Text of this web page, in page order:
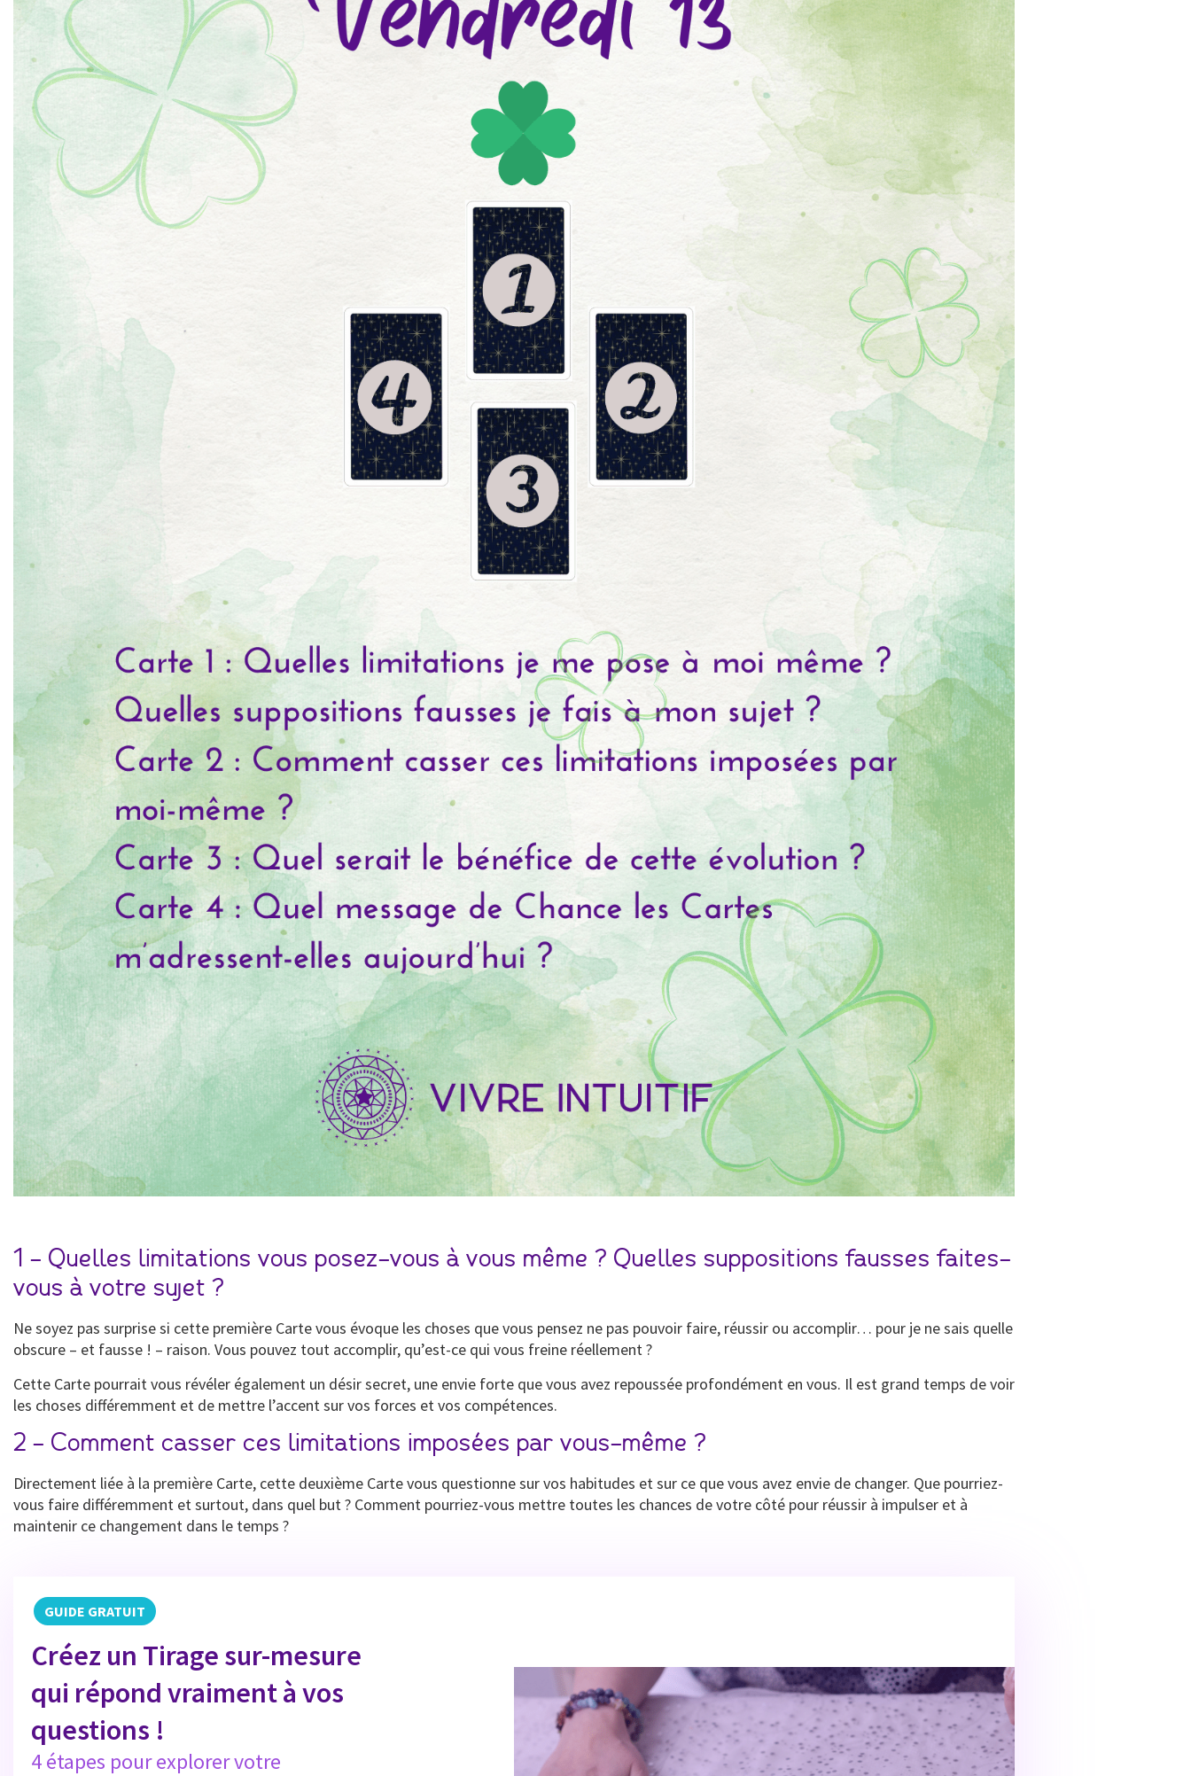
1 – Quelles limitations vous posez-vous à vous même ? Quelles suppositions fausses faites-
vous à votre sujet ?
Ne soyez pas surprise si cette première Carte vous évoque les choses que vous pensez ne pas pouvoir faire, réussir ou accomplir… pour je ne sais quelle
obscure – et fausse ! – raison. Vous pouvez tout accomplir, qu’est-ce qui vous freine réellement ?
Cette Carte pourrait vous révéler également un désir secret, une envie forte que vous avez repoussée profondément en vous. Il est grand temps de voir
les choses différemment et de mettre l’accent sur vos forces et vos compétences.
2 – Comment casser ces limitations imposées par vous-même ?
Directement liée à la première Carte, cette deuxième Carte vous questionne sur vos habitudes et sur ce que vous avez envie de changer. Que pourriez-
vous faire différemment et surtout, dans quel but ? Comment pourriez-vous mettre toutes les chances de votre côté pour réussir à impulser et à
maintenir ce changement dans le temps ?
GUIDE GRATUIT
Créez un Tirage sur-mesure
qui répond vraiment à vos
questions !
4 étapes pour explorer votre